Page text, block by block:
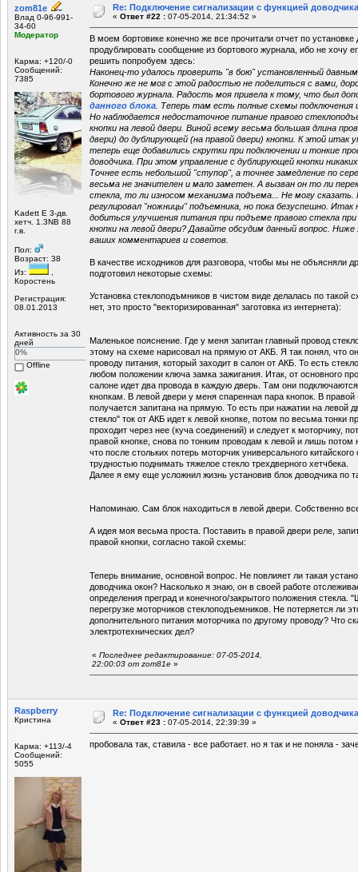
zom81e
Влад 0-96-991-
34-60
Модератор
Карма: +120/-0
Сообщений:
7385
Kadett E 3-дв.
хетч. 1.3NB 88
г.в.
Пол:
Возраст: 38
Из:
Коростень
Регистрация:
08.01.2013
Активность за 30
дней
0%
Offline
Re: Подключение сигнализации с функцией
« Ответ #22 : 07-05-2014, 21:34:52 »
В моем бортовике конечно же все прочитали отчет по
продублировать сообщение из бортового журнала, ибо не хочу
решить попробуем здесь:
Наконец-то удалось проверить "в бою" установленный
Конечно же не мог с этой радостью не поделиться с вами,
бортового журнала. Радость моя привела к тому, что был
данного блока . Теперь там есть полные схемы
Но наблюдается недостаточное питание правого
кнопки на левой двери. Виной всему весьма большая длина
двери) до дублирующей (на правой двери) кнопки. К этой
теперь еще добавились скрутки при подключении и тонкие
доводчика. При этом управление с дублирующей кнопки
Точнее есть небольшой "ступор", а точнее замедление по
весьма не значителен и мало заметен. А вызван он то ли
стекла, то ли износом механизма подъема... Не могу
регулировал "ножницы" подъемника, но пока безуспешно. Итак
добиться улучшения питания при подъеме правого стекла при
кнопки на левой двери? Давайте обсудим данный вопрос.
ваших комментариев и советов.
В качестве исходников для разговора, чтобы мы не объясняли
подготовил некоторые схемы:
Установка стеклоподъмников в чистом виде делалась по такой
нет, это просто "векторизированная" заготовка из интернета):
Маленькое пояснение. Где у меня запитан главный провод
этому на схеме нарисовал на прямую от АКБ. Я так понял, что
проводу питания, который заходит в салон от АКБ. То есть
любом положении ключа замка зажигания. Итак, от основного
салоне идет два провода в каждую дверь. Там они
кнопкам. В левой двери у меня спаренная пара кнопок. В
получается запитана на прямую. То есть при нажатии на левой
стекло" ток от АКБ идет к левой кнопке, потом по весьма тонки
проходит через нее (куча соединений) и следует к моторчику,
правой кнопке, снова по тонким проводам к левой и лишь
что после стольких потерь моторчик универсального
трудностью поднимать тяжелое стекло трехдверного хетчбека.
Далее я ему еще усложнил жизнь установив блок доводчика по
Напоминаю. Сам блок находиться в левой двери. Собственно
А идея моя весьма проста. Поставить в правой двери реле,
правой кнопки, согласно такой схемы:
Теперь внимание, основной вопрос. Не повлияет ли такая
доводчика окон? Насколько я знаю, он в своей работе
определения преград и конечного/закрытого положения
перегрузке моторчиков стеклоподъемников. Не потеряется ли
дополнительного питания моторчика по другому проводу? Что
электротехнических дел?
« Последнее редактирование: 07-05-2014,
22:00:03 от zom81e »
Raspberry
Кристина
Карма: +113/-4
Сообщений:
5055
Re: Подключение сигнализации с функцией
« Ответ #23 : 07-05-2014, 22:39:39 »
пробовала так, ставила - все работает. но я так и не поняла -